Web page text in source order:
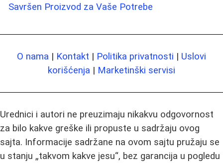
Savršen Proizvod za Vaše Potrebe
O nama | Kontakt | Politika privatnosti | Uslovi
korišćenja | Marketinški servisi
Urednici i autori ne preuzimaju nikakvu odgovornost
za bilo kakve greške ili propuste u sadržaju ovog
sajta. Informacije sadržane na ovom sajtu pružaju se
u stanju „takvom kakve jesu“, bez garancija u pogledu